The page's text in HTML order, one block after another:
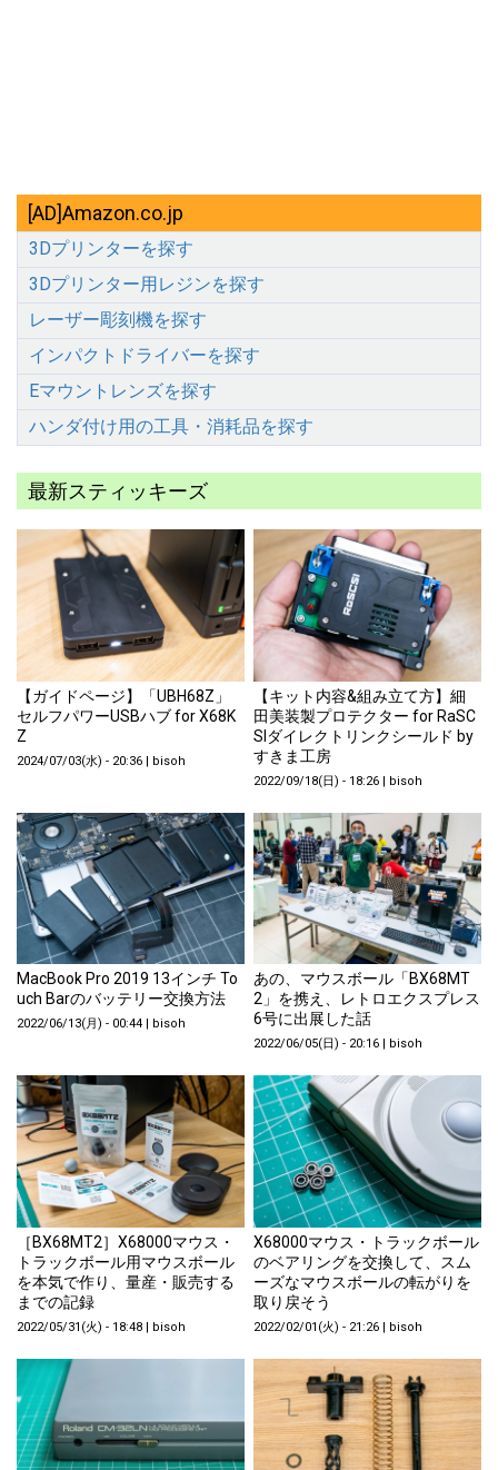
[AD]Amazon.co.jp
3Dプリンターを探す
3Dプリンター用レジンを探す
レーザー彫刻機を探す
インパクトドライバーを探す
Eマウントレンズを探す
ハンダ付け用の工具・消耗品を探す
最新スティッキーズ
【ガイドページ】「UBH68Z」
セルフパワーUSBハブ for X68K
Z
2024/07/03(水) - 20:36 | bisoh
【キット内容&組み立て方】細
田美装製プロテクター for RaSC
SIダイレクトリンクシールド by
すきま工房
2022/09/18(日) - 18:26 | bisoh
MacBook Pro 2019 13インチ To
uch Barのバッテリー交換方法
2022/06/13(月) - 00:44 bisoh
あの、マウスボール「BX68MT
2」を携え、レトロエクスプレス
6号に出展した話
2022/06/05(日) - 20:16 bisoh
［BX68MT2］X68000マウス・
トラックボール用マウスボール
を本気で作り、量産・販売する
までの記録
2022/05/31(火) - 18:48 | bisoh
X68000マウス・トラックボール
のベアリングを交換して、スム
ーズなマウスボールの転がりを
取り戻そう
2022/02/01(火) - 21:26 | bisoh